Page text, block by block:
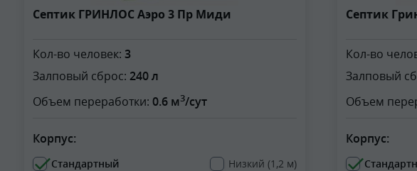
Септик ГРИНЛОС Аэро 3 Пр Миди
Кол-во человек: 3
Залповый сброс: 240 л
Объем переработки: 0.6 м3/сут
Корпус:
Стандартный Низкий (1,2 м)
Септик
Кол-во
Залповый
Объем
Корпус: